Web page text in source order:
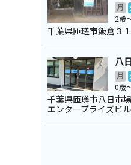
月
2歳
千葉県匝瑳市飯倉３
八
月
0歳
千葉県匝瑳市八日市
エンタープライズビ